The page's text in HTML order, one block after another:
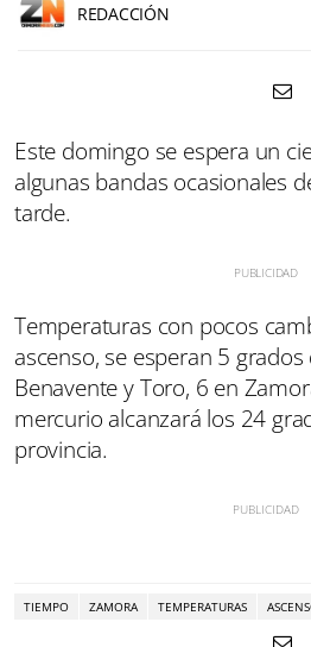
REDACCIÓN
Este domingo se espera un
algunas bandas ocasionales
tarde.
Temperaturas con pocos
ascenso, se esperan 5
Benavente y Toro, 6 en
mercurio alcanzará los 24
provincia.
TIEMPO ZAMORA TEMPERATURAS